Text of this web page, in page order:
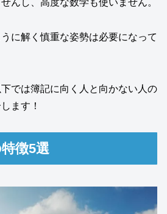
んし、高度な数学も使いません。
に解く慎重な姿勢は必要になって
では簿記に向く人と向かない人の
ます！
徴5選